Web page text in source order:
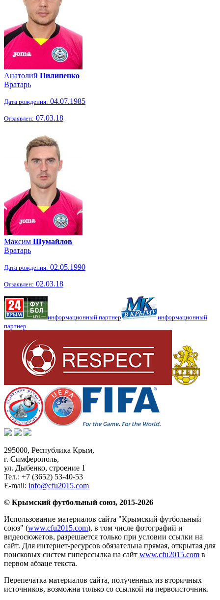
Анатолий Пилипенко
Вратарь
Дата рождения: 04.07.1985
Отзаявлен: 07.03.18
Максим Шумайлов
Вратарь
Дата рождения: 02.05.1990
Отзаявлен: 02.03.18
информационный партнер
информационный
партнер
295000, Республика Крым,
г. Симферополь,
ул. Дыбенко, строение 1
Тел.: +7 (3652) 53-40-53
E-mail: info@cfu2015.com
© Крымский футбольный союз, 2015-2026
Использование материалов сайта "Крымский футбольный
союз" (www.cfu2015.com), в том числе фотографий и
видеосюжетов, разрешается только при условии ссылки на
сайт. Для интернет-ресурсов обязательна прямая, открытая для
поисковых систем гиперссылка на сайт www.cfu2015.com в
первом абзаце текста.
Перепечатка материалов сайта, полученных из вторичных
источников, возможна только со ссылкой на первоисточник.